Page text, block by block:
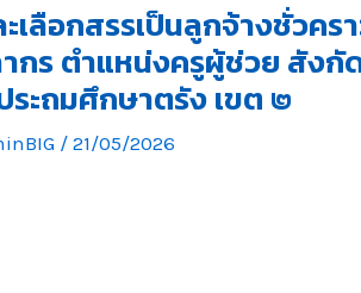
ลือกสรรเป็นลูกจ้างชั่วคร
กร ตำแหน่งครูผู้ช่วย สังกั
ะถมศึกษาตรัง เขต ๒
/ 21/05/2026